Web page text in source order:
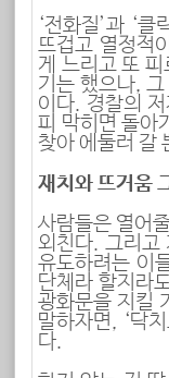
‘전화질’과 ‘
뜨겁고 열정적
게 느리고 또
기는 했으나,
이다. 경찰의
피 막히면 돌아
찾아 에둘러 갈
재치와 뜨거움
사람들은 열어
외친다. 그리고
유도하려는 이
단체라 할지라
광화문을 지킬
말하자면, ‘닥
다.